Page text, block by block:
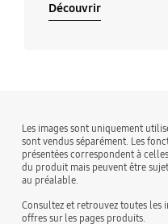
Découvrir
Les images sont uniquement
sont vendus séparément. Les
présentées correspondent à
du produit mais peuvent être
au préalable.
Consultez et retrouvez toutes
offres sur les pages produits.